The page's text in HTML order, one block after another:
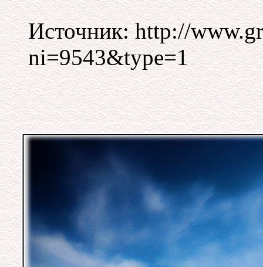
Источник: http://
ni=9543&type=1